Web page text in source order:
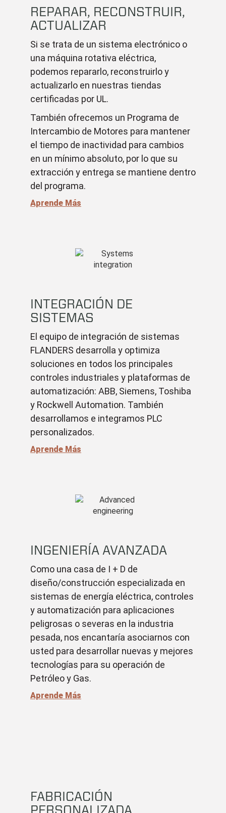
REPARAR, RECONSTRUIR,
ACTUALIZAR
Si se trata de un sistema electrónico o
una máquina rotativa eléctrica,
podemos repararlo, reconstruirlo y
actualizarlo en nuestras tiendas
certificadas por UL.
También ofrecemos un Programa de
Intercambio de Motores para mantener
el tiempo de inactividad para cambios
en un mínimo absoluto, por lo que su
extracción y entrega se mantiene dentro
del programa.
Aprende Más
INTEGRACIÓN DE
SISTEMAS
El equipo de integración de sistemas
FLANDERS desarrolla y optimiza
soluciones en todos los principales
controles industriales y plataformas de
automatización: ABB, Siemens, Toshiba
y Rockwell Automation. También
desarrollamos e integramos PLC
personalizados.
Aprende Más
INGENIERÍA AVANZADA
Como una casa de I + D de
diseño/construcción especializada en
sistemas de energía eléctrica, controles
y automatización para aplicaciones
peligrosas o severas en la industria
pesada, nos encantaría asociarnos con
usted para desarrollar nuevas y mejores
tecnologías para su operación de
Petróleo y Gas.
Aprende Más
FABRICACIÓN
PERSONALIZADA